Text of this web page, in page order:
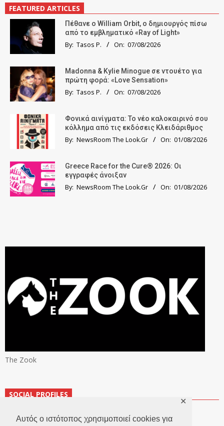
Αυτός ο ιστότοπος χρησιμοποιεί cookies για
✕
FEATURED ARTICLES
Πέθανε ο William Orbit, ο δημιουργός πίσω
από το εμβληματικό «Ray of Light»
By: Tasos P. On: 07/08/2026
Madonna & Kylie Minogue σε ντουέτο για
πρώτη φορά: «Love Sensation»
By: Tasos P. On: 07/08/2026
Φονικά αινίγματα: Το νέο καλοκαιρινό σου
κόλλημα από τις εκδόσεις Κλειδάριθμος
By: NewsRoom The Look.Gr On: 01/08/2026
Greece Race for the Cure® 2026: Οι
εγγραφές άνοιξαν
By: NewsRoom The Look.Gr On: 01/08/2026
The Zook
SOCIAL PROFILES